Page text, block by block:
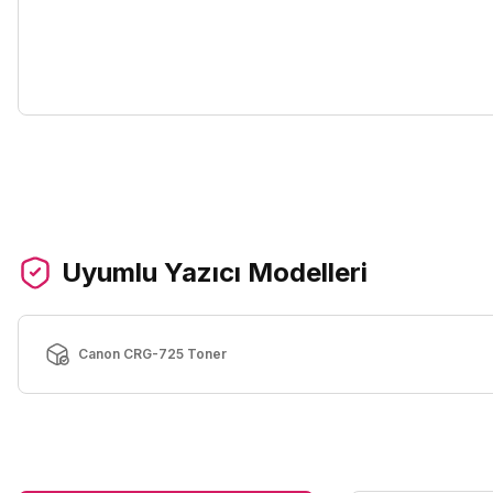
Uyumlu Yazıcı Modelleri
Canon CRG-725 Toner